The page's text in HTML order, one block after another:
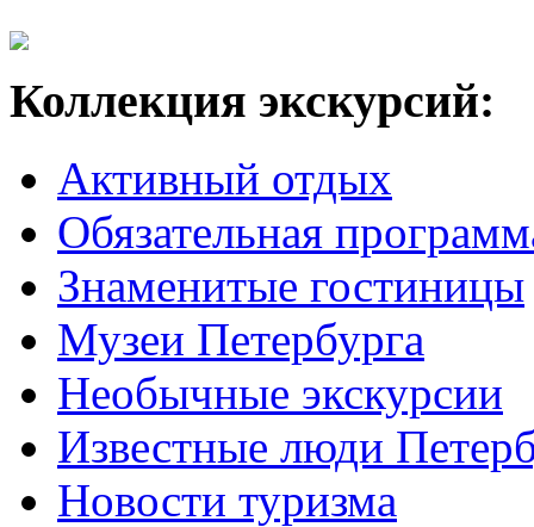
Коллекция экскурсий:
Активный отдых
Обязательная
Знаменитые гостиницы
Музеи Петербурга
Необычные экскурсии
Известные люди
Новости туризма